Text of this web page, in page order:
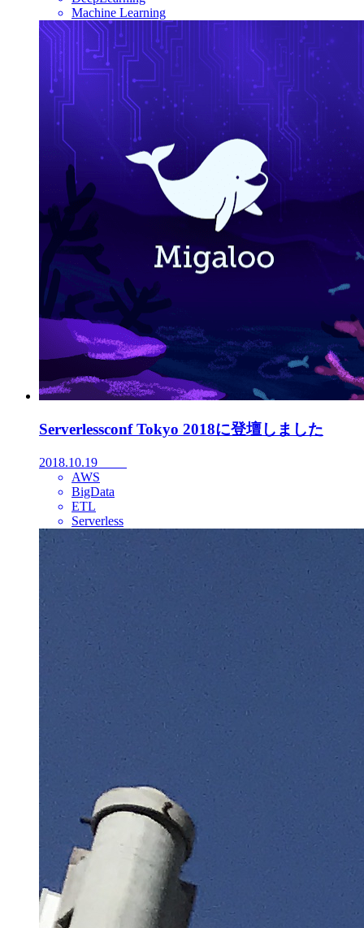
Machine Learning
Serverlessconf Tokyo 2018に登壇しました
2018.10.19
AWS
BigData
ETL
Serverless